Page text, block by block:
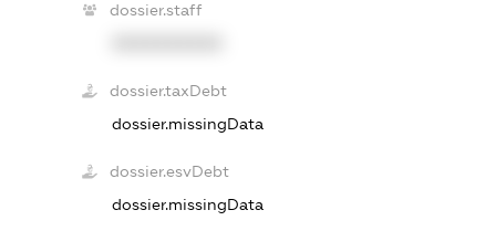
dossier.staff
dossier.taxDebt
dossier.missingData
dossier.esvDebt
dossier.missingData